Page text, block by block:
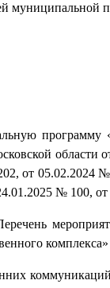
муниципальной
программу
от 05.02.2024
№ 100,